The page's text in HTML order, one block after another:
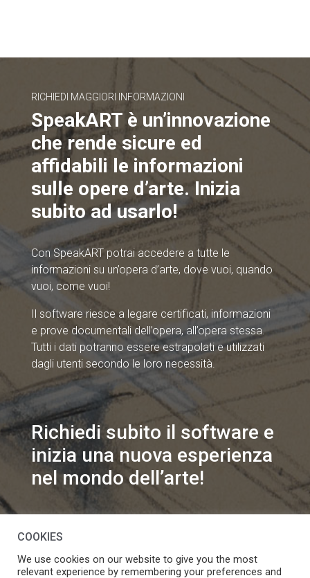
RICHIEDI MAGGIORI INFORMAZIONI
SpeakART è un’innovazione
che rende sicure ed
affidabili le informazioni
sulle opere d’arte. Inizia
subito ad usarlo!
Con SpeakART potrai accedere a tutte le
informazioni su un’opera d’arte, dove vuoi, quando
vuoi, come vuoi!
Il software riesce a legare certificati, informazioni
e prove documentali dell’opera, all’opera stessa.
Tutti i dati potranno essere estrapolati e utilizzati
dagli utenti secondo le loro necessità.
Richiedi subito il software e
inizia una nuova esperienza
nel mondo dell’arte!
COOKIES
We use cookies on our website to give you the most
relevant experience by remembering your preferences and